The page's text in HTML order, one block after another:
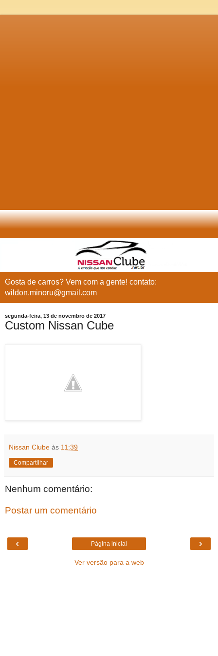
Gosta de carros? Vem com a gente! contato:
wildon.minoru@gmail.com
segunda-feira, 13 de novembro de 2017
Custom Nissan Cube
Nissan Clube às 11:39
Compartilhar
Nenhum comentário:
Postar um comentário
‹ ›
Página inicial
Ver versão para a web